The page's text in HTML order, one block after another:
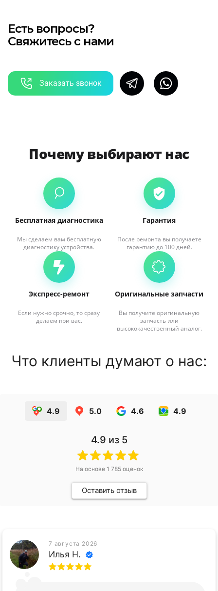
Есть вопросы?
Свяжитесь с нами
Заказать звонок
Почему выбирают нас
Бесплатная диагностика
Мы сделаем вам бесплатную
диагностику устройства.
Гарантия
После ремонта вы получаете
гарантию до 100 дней.
Экспресс-ремонт
Если нужно срочно, то сразу
делаем при вас.
Оригинальные запчасти
Вы получите оригинальную
запчасть или
высококачественный аналог.
Что клиенты думают о нас:
4.9 5.0 4.6 4.9
4.9 из 5
На основе 1 785оценок
Оставить отзыв
7 августа 2026
Илья Н.